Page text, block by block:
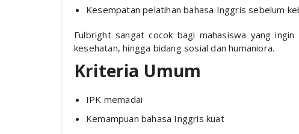
Kesempatan pelatihan bahasa Inggris sebelum
Fulbright sangat cocok bagi mahasiswa yang
kesehatan, hingga bidang sosial dan humaniora.
Kriteria Umum
IPK memadai
Kemampuan bahasa Inggris kuat